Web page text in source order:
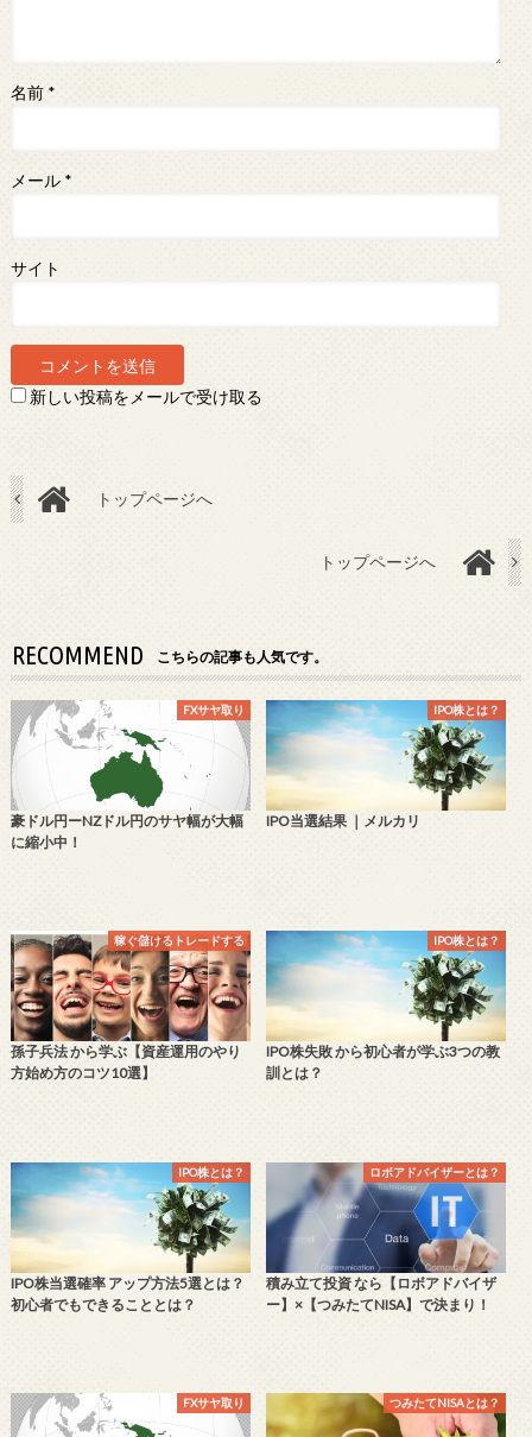
名前 *
メール *
サイト
新しい投稿をメールで受け取る
トップページへ
トップページへ
RECOMMEND こちらの記事も人気です。
FXサヤ取り
豪ドル円ーNZドル円のサヤ幅が大幅
に縮小中！
IPO株とは？
IPO当選結果 ｜メルカリ
稼ぐ儲けるトレードする
孫子兵法 から学ぶ【資産運用のやり
方始め方のコツ10選】
IPO株とは？
IPO株失敗 から初心者が学ぶ3つの教
訓とは？
IPO株とは？
IPO株当選確率 アップ方法5選とは？
初心者でもできることとは？
ロボアドバイザーとは？
積み立て投資 なら【ロボアドバイザ
ー】×【つみたてNISA】で決まり！
FXサヤ取り つみたてNISAとは？